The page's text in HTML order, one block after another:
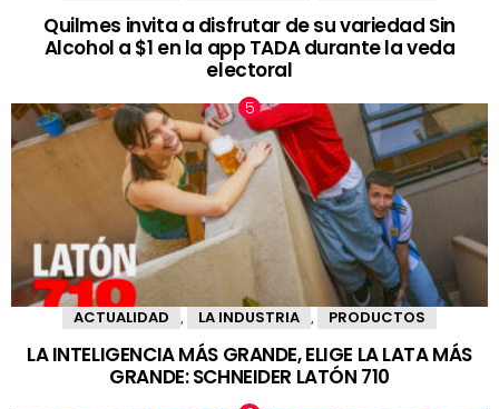
Quilmes invita a disfrutar de su variedad Sin
Alcohol a $1 en la app TADA durante la veda
electoral
ACTUALIDAD LA INDUSTRIA PRODUCTOS
LA INTELIGENCIA MÁS GRANDE, ELIGE LA LATA MÁS
GRANDE: SCHNEIDER LATÓN 710